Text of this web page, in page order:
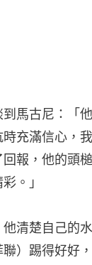
馬古尼：「
充滿信心，
報，他的頭
。」
清楚自己的
）踢得好好